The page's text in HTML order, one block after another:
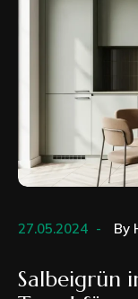
27.05.2024 By
Salbeigrün